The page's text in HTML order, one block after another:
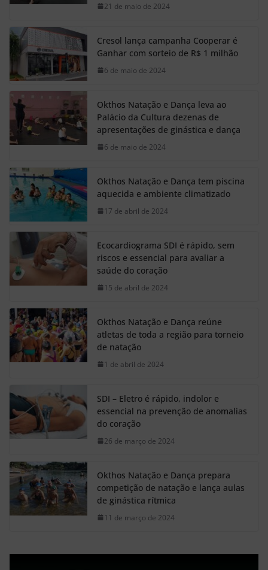
21 de maio de 2024
Cresol lança campanha Cooperar é
Ganhar com sorteio de R$ 1 milhão
6 de maio de 2024
Okthos Natação e Dança leva ao
Palácio da Cultura dezenas de
apresentações de ginástica e dança
6 de maio de 2024
Okthos Natação e Dança tem piscina
aquecida e ambiente climatizado
17 de abril de 2024
Ecocardiograma SDI é rápido, sem
riscos e essencial para avaliar a
saúde do coração
15 de abril de 2024
Okthos Natação e Dança reúne
atletas de toda a região para torneio
de natação
1 de abril de 2024
SDI – Eletro é rápido, indolor e
essencial na prevenção de anomalias
do coração
26 de março de 2024
Okthos Natação e Dança prepara
competição de natação e lança aulas
de ginástica rítmica
11 de março de 2024